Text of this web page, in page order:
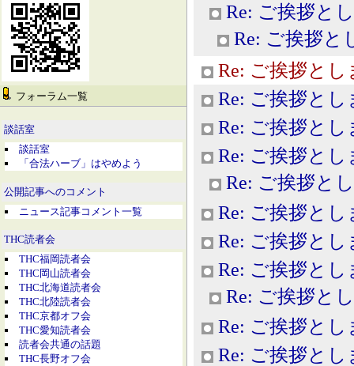
フォーラム一覧
談話室
談話室
「合法ハーブ」はやめよう
公開記事へのコメント
ニュース記事コメント一覧
THC読者会
THC福岡読者会
THC岡山読者会
THC北海道読者会
THC北陸読者会
THC京都オフ会
THC愛知読者会
読者会共通の話題
THC長野オフ会
Re: ご挨拶と
Re: ご挨拶と
Re: ご挨拶とし
Re: ご挨拶とし
Re: ご挨拶とし
Re: ご挨拶とし
Re: ご挨拶と
Re: ご挨拶とし
Re: ご挨拶とし
Re: ご挨拶とし
Re: ご挨拶と
Re: ご挨拶とし
Re: ご挨拶とし